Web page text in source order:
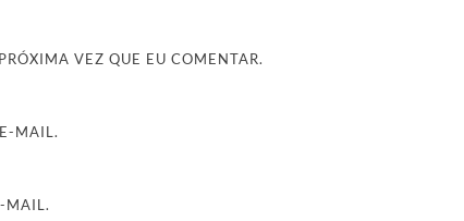
VEZ QUE EU COMENTAR.
MAIL.
MAIL.